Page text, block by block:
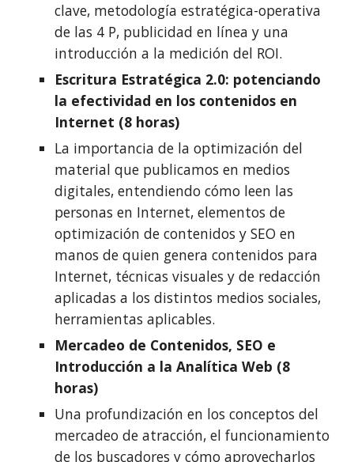
clave, metodología estratégica-operativa
de las 4 P, publicidad en línea y una
introducción a la medición del ROI.
Escritura Estratégica 2.0: potenciando
la efectividad en los contenidos en
Internet (8 horas)
La importancia de la optimización del
material que publicamos en medios
digitales, entendiendo cómo leen las
personas en Internet, elementos de
optimización de contenidos y SEO en
manos de quien genera contenidos para
Internet, técnicas visuales y de redacción
aplicadas a los distintos medios sociales,
herramientas aplicables.
Mercadeo de Contenidos, SEO e
Introducción a la Analítica Web (8
horas)
Una profundización en los conceptos del
mercadeo de atracción, el funcionamiento
de los buscadores y cómo aprovecharlos